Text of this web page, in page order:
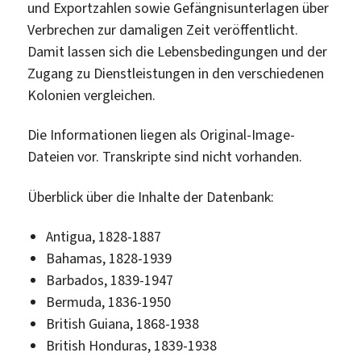
und Exportzahlen sowie Gefängnisunterlagen über
Verbrechen zur damaligen Zeit veröffentlicht.
Damit lassen sich die Lebensbedingungen und der
Zugang zu Dienstleistungen in den verschiedenen
Kolonien vergleichen.
Die Informationen liegen als Original-Image-
Dateien vor. Transkripte sind nicht vorhanden.
Überblick über die Inhalte der Datenbank:
Antigua, 1828-1887
Bahamas, 1828-1939
Barbados, 1839-1947
Bermuda, 1836-1950
British Guiana, 1868-1938
British Honduras, 1839-1938